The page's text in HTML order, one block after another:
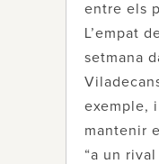
entre els
L’empat
setmana
exemple,
mantenir
“a un